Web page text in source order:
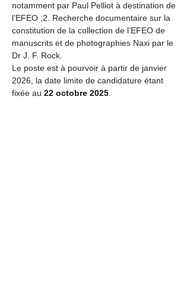
notamment par Paul Pelliot à destination de
l’EFEO ;2. Recherche documentaire sur la
constitution de la collection de l’EFEO de
manuscrits et de photographies Naxi par le
Dr J. F. Rock.
Le poste est à pourvoir à partir de janvier
2026, la date limite de candidature étant
fixée au 22 octobre 2025